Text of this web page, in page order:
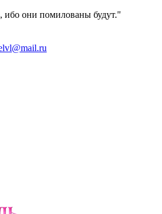
они помилованы будут."